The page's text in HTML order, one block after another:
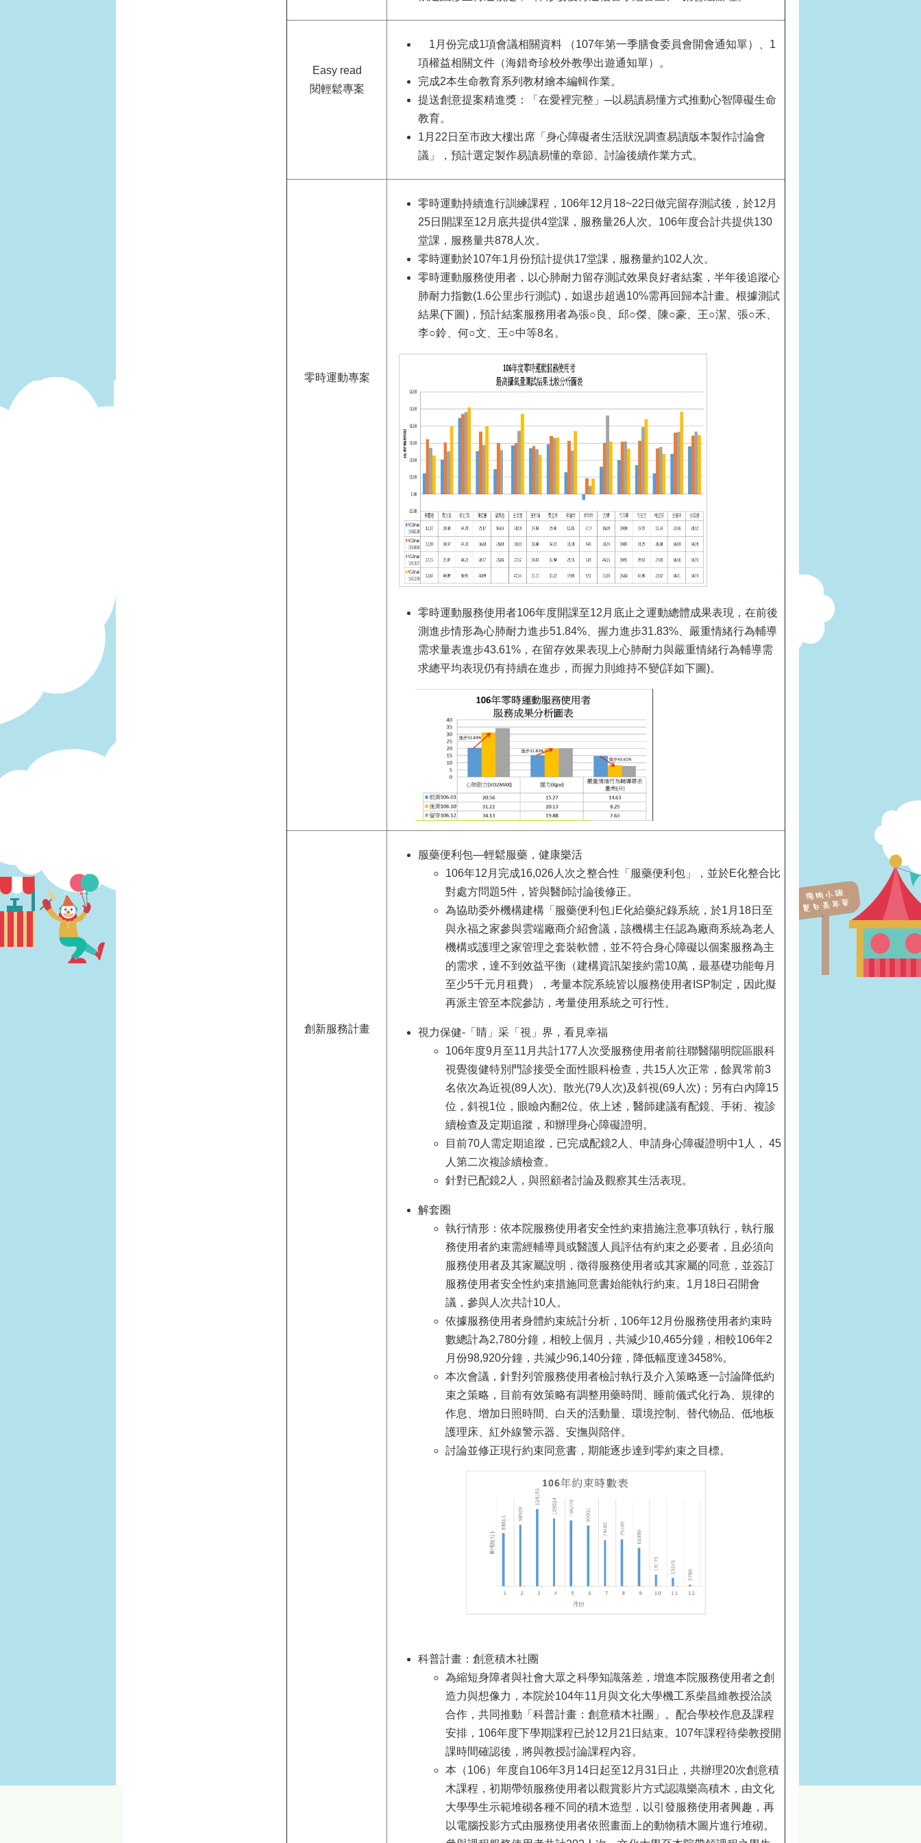
Easy read
閱輕鬆專案
1月份完成1項會議相關資料 （107年第一季膳食委員會開會通知單）、1
項權益相關文件（海錯奇珍校外教學出遊通知單）。
完成2本生命教育系列教材繪本編輯作業。
提送創意提案精進獎：「在愛裡完整」─以易讀易懂方式推動心智障礙生命
教育。
1月22日至市政大樓出席「身心障礙者生活狀況調查易讀版本製作討論會
議」，預計選定製作易讀易懂的章節、討論後續作業方式。
零時運動專案
零時運動持續進行訓練課程，106年12月18~22日做完留存測試後，於12月
25日開課至12月底共提供4堂課，服務量26人次。106年度合計共提供130
堂課，服務量共878人次。
零時運動於107年1月份預計提供17堂課，服務量約102人次。
零時運動服務使用者，以心肺耐力留存測試效果良好者結案，半年後追蹤心
肺耐力指數(1.6公里步行測試)，如退步超過10%需再回歸本計畫。根據測試
結果(下圖)，預計結案服務用者為張○良、邱○傑、陳○豪、王○潔、張○禾、
李○鈴、何○文、王○中等8名。
零時運動服務使用者106年度開課至12月底止之運動總體成果表現，在前後
測進步情形為心肺耐力進步51.84%、握力進步31.83%、嚴重情緒行為輔導
需求量表進步43.61%，在留存效果表現上心肺耐力與嚴重情緒行為輔導需
求總平均表現仍有持續在進步，而握力則維持不變(詳如下圖)。
創新服務計畫
服藥便利包—輕鬆服藥，健康樂活
106年12月完成16,026人次之整合性「服藥便利包」，並於E化整合比
對處方問題5件，皆與醫師討論後修正。
為協助委外機構建構「服藥便利包｣E化給藥紀錄系統，於1月18日至
與永福之家參與雲端廠商介紹會議，該機構主任認為廠商系統為老人
機構或護理之家管理之套裝軟體，並不符合身心障礙以個案服務為主
的需求，達不到效益平衡（建構資訊架接約需10萬，最基礎功能每月
至少5千元月租費），考量本院系統皆以服務使用者ISP制定，因此擬
再派主管至本院參訪，考量使用系統之可行性。
視力保健-「睛」采「視」界，看見幸福
106年度9月至11月共計177人次受服務使用者前往聯醫陽明院區眼科
視覺復健特別門診接受全面性眼科檢查，共15人次正常，餘異常前3
名依次為近視(89人次)、散光(79人次)及斜視(69人次)；另有白內障15
位，斜視1位，眼瞼內翻2位。依上述，醫師建議有配鏡、手術、複診
續檢查及定期追蹤，和辦理身心障礙證明。
目前70人需定期追蹤，已完成配鏡2人、申請身心障礙證明中1人， 45
人第二次複診續檢查。
針對已配鏡2人，與照顧者討論及觀察其生活表現。
解套圈
執行情形：依本院服務使用者安全性約束措施注意事項執行，執行服
務使用者約束需經輔導員或醫護人員評估有約束之必要者，且必須向
服務使用者及其家屬說明，徵得服務使用者或其家屬的同意，並簽訂
服務使用者安全性約束措施同意書始能執行約束。1月18日召開會
議，參與人次共計10人。
依據服務使用者身體約束統計分析，106年12月份服務使用者約束時
數總計為2,780分鐘，相較上個月，共減少10,465分鐘，相較106年2
月份98,920分鐘，共減少96,140分鐘，降低幅度達3458%。
本次會議，針對列管服務使用者檢討執行及介入策略逐一討論降低約
束之策略，目前有效策略有調整用藥時間、睡前儀式化行為、規律的
作息、增加日照時間、白天的活動量、環境控制、替代物品、低地板
護理床、紅外線警示器、安撫與陪伴。
討論並修正現行約束同意書，期能逐步達到零約束之目標。
科普計畫：創意積木社團
為縮短身障者與社會大眾之科學知識落差，增進本院服務使用者之創
造力與想像力，本院於104年11月與文化大學機工系柴昌維教授洽談
合作，共同推動「科普計畫：創意積木社團」。配合學校作息及課程
安排，106年度下學期課程已於12月21日結束。107年課程待柴教授開
課時間確認後，將與教授討論課程內容。
本（106）年度自106年3月14日起至12月31日止，共辦理20次創意積
木課程，初期帶領服務使用者以觀賞影片方式認識樂高積木，由文化
大學學生示範堆砌各種不同的積木造型，以引發服務使用者興趣，再
以電腦投影方式由服務使用者依照畫面上的動物積木圖片進行堆砌。